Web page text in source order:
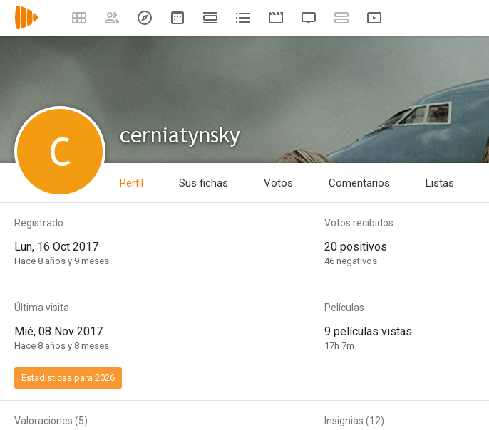
cerniatynsky
Perfil Sus fichas Votos Comentarios Listas
Registrado
Lun, 16 Oct 2017
Hace 8 años y 9 meses
Votos recibidos
20 positivos
46 negativos
Última visita
Mié, 08 Nov 2017
Hace 8 años y 8 meses
Películas
9 películas vistas
17h 7m
Estadísticas para 2026
Valoraciones (5) Insignias (12)